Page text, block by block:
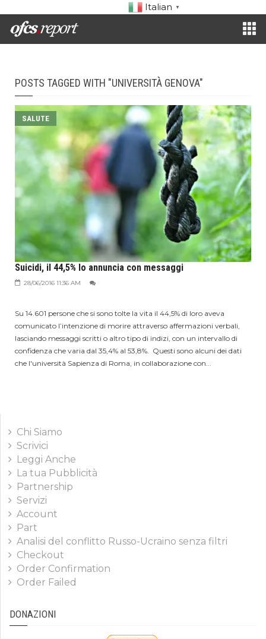
Italian ▼
POSTS TAGGED WITH "UNIVERSITÀ GENOVA"
SALUTE
Suicidi, il 44,5% lo annuncia con messaggi
28/06/2016 11:36 AM
Su 14.601 persone che si sono tolte la vita il 44,5% di loro aveva
comunicato l’intenzione di morire attraverso affermazioni verbali,
lasciando messaggi scritti o altro tipo di indizi, con un intervallo di
confidenza che varia dal 35,4% al 53,8%. Questi sono alcuni dei dati
che l'università Sapienza di Roma, in collaborazione con...
Chi Siamo
Scrivici
Leggi Anche
La tua Pubblicità
Partnership
Servizi
Account
Part
Analisi del conflitto Russo-Ucraino senza filtri
Checkout
Order Confirmation
Order Failed
DONAZIONI